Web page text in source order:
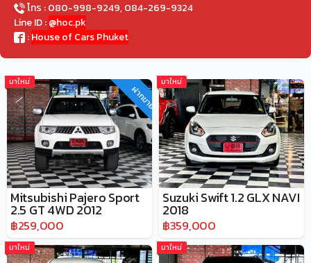
โทร : 080-998-9249, 084-269-9324
Line ID :@hoc.pk
:House of Cars Phuket
มาใหม่
ฝากขาย
Mitsubishi Pajero Sport
2.5 GT 4WD 2012
฿259,000
มาใหม่
Suzuki Swift 1.2 GLX NAVI
2018
฿359,000
มาใหม่ มาใหม่